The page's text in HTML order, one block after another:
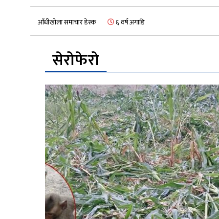
आँधीखोला समाचार डेस्क ६ वर्ष अगाडि
सेरोफेरो